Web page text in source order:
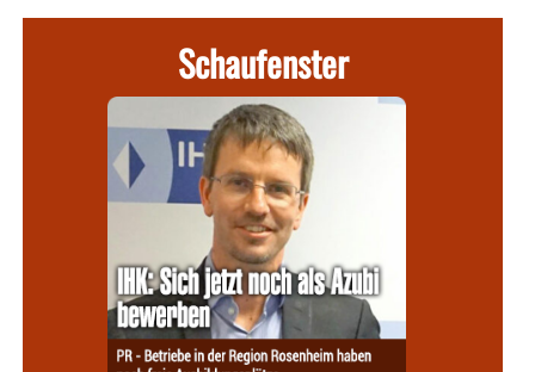
Schaufenster